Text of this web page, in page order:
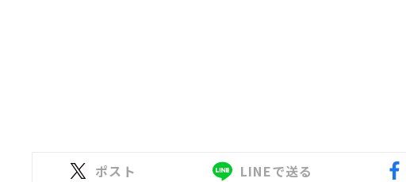
ポスト LINEで送る